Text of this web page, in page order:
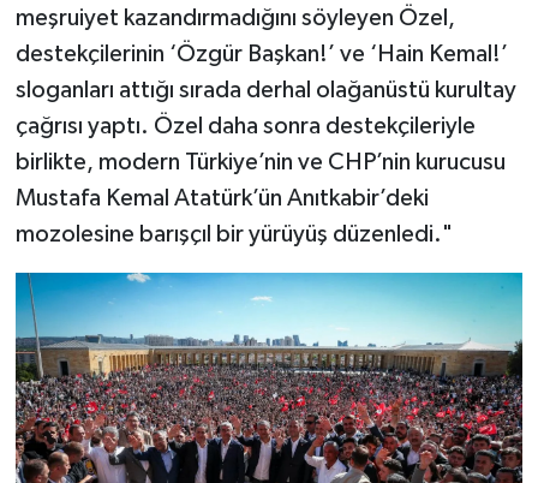
meşruiyet kazandırmadığını söyleyen Özel,
destekçilerinin ‘Özgür Başkan!’ ve ‘Hain Kemal!’
sloganları attığı sırada derhal olağanüstü kurultay
çağrısı yaptı. Özel daha sonra destekçileriyle
birlikte, modern Türkiye’nin ve CHP’nin kurucusu
Mustafa Kemal Atatürk’ün Anıtkabir’deki
mozolesine barışçıl bir yürüyüş düzenledi."